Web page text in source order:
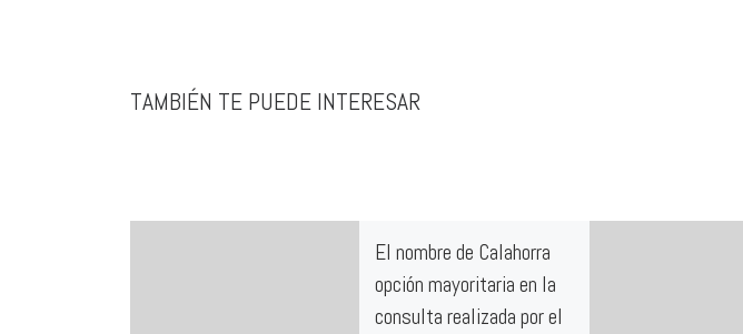
TAMBIÉN TE PUEDE INTERESAR
El nombre de Calahorra
opción mayoritaria en la
consulta realizada por el